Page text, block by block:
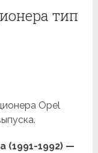
тип
Opel
(1991-1992) —